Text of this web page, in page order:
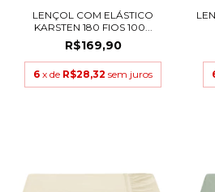
LENÇOL COM ELÁSTICO
KARSTEN 180 FIOS 100...
R$169,90
6 x de R$28,32 sem juros